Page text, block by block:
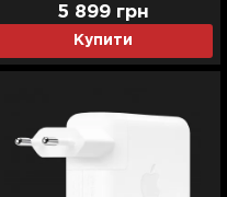
(MLYU3)
Купити
5 899 грн